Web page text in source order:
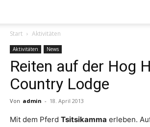
TV
Start Aktivitäten
Aktivitäten News
Reiten auf der Hog
Country Lodge
Von admin - 18. April 2013
Mit dem Pferd Tsitsikamma erleben.